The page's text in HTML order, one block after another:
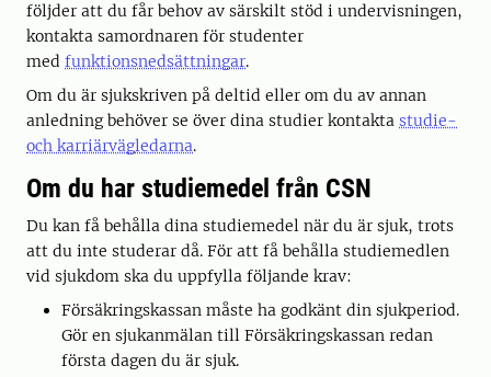
följder att du får behov av särskilt stöd i undervisningen,
kontakta samordnaren för studenter
med funktionsnedsättningar.
Om du är sjukskriven på deltid eller om du av annan
anledning behöver se över dina studier kontakta studie-
och karriärvägledarna.
Om du har studiemedel från CSN
Du kan få behålla dina studiemedel när du är sjuk, trots
att du inte studerar då. För att få behålla studiemedlen
vid sjukdom ska du uppfylla följande krav:
Försäkringskassan måste ha godkänt din sjukperiod.
Gör en sjukanmälan till Försäkringskassan redan
första dagen du är sjuk.